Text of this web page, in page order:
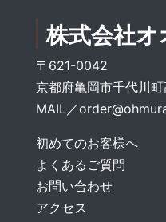
株式会社オ
〒621-0042
京都府亀岡市千代川
MAIL／
初めてのお客様へ
よくあるご質問
お問い合わせ
アクセス